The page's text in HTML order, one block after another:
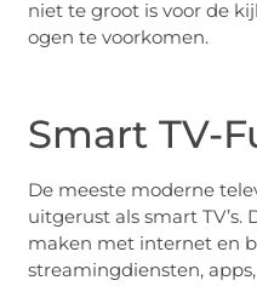
niet te groot is voor de
ogen te voorkomen.
Smart TV-
De meeste moderne
uitgerust als smart
maken met internet en
streamingdiensten,